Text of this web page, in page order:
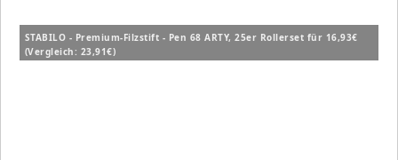
STABILO - Premium-Filzstift - Pen 68 ARTY, 25er Rollerset für 16,93€
(Vergleich: 23,91€)